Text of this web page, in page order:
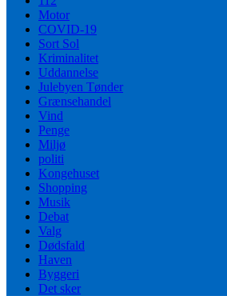
Motor
COVID-19
Sort Sol
Kriminalitet
Uddannelse
Julebyen Tønder
Grænsehandel
Vind
Penge
Miljø
politi
Kongehuset
Shopping
Musik
Debat
Valg
Dødsfald
Haven
Byggeri
Det sker